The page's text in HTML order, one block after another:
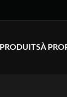
PRODUITSÀ